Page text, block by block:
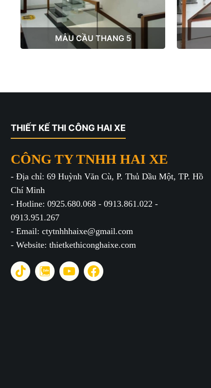
MẪU CẦU THANG 5
THIẾT KẾ THI CÔNG HAI XE
CÔNG TY TNHH HAI XE
- Địa chỉ: 69 Huỳnh Văn Cù, P. Thủ Dầu Một, TP. Hồ
Chí Minh
- Hotline: 0925.680.068 - 0913.861.022 -
0913.951.267
- Email: ctytnhhhaixe@gmail.com
- Website: thietkethiconghaixe.com